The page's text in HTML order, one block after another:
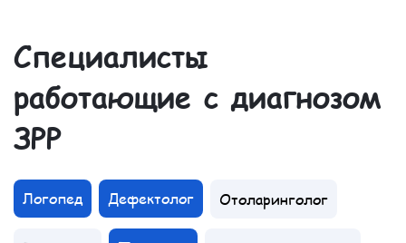
Специалисты
работающие с диагнозом
ЗРР
Логопед Дефектолог Отоларинголог